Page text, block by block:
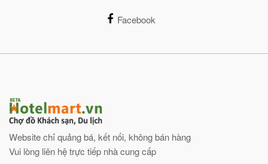
Facebook
Website chỉ quảng bá, kết nối, không bán hàng
Vui lòng liên hệ trực tiếp nhà cung cấp